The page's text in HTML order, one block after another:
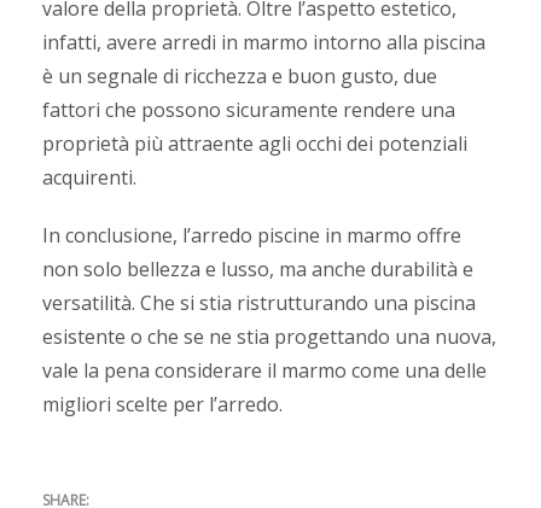
valore della proprietà. Oltre l’aspetto estetico,
infatti, avere arredi in marmo intorno alla piscina
è un segnale di ricchezza e buon gusto, due
fattori che possono sicuramente rendere una
proprietà più attraente agli occhi dei potenziali
acquirenti.
In conclusione, l’arredo piscine in marmo offre
non solo bellezza e lusso, ma anche durabilità e
versatilità. Che si stia ristrutturando una piscina
esistente o che se ne stia progettando una nuova,
vale la pena considerare il marmo come una delle
migliori scelte per l’arredo.